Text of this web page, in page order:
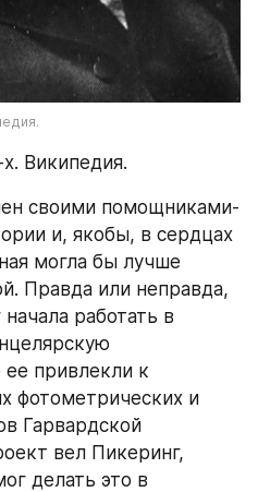
Википедия.
своими помощниками-
и, якобы, в сердцах
могла бы лучше
Правда или неправда,
работать в
привлекли к
фотометрических и
Гарвардской
вел Пикеринг,
делать это в